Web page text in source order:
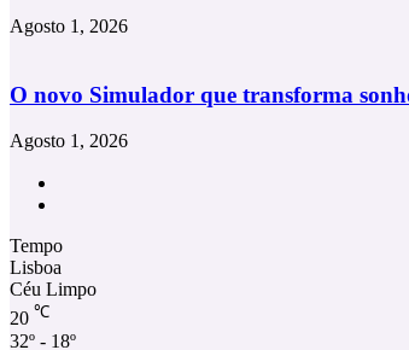
Agosto 1, 2026
O novo Simulador que transforma
Agosto 1, 2026
Tempo
Lisboa
Céu Limpo
20 ℃
32º - 18º